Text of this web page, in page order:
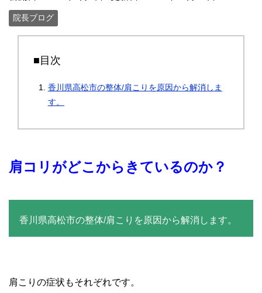
院長ブログ
■目次
香川県高松市の整体/肩こりを原因から解消しま
す。
肩コリがどこからきているのか？
香川県高松市の整体/肩こりを原因から解消します。
肩こりの症状もそれぞれです。